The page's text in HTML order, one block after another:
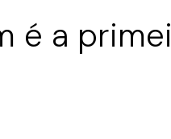
é a